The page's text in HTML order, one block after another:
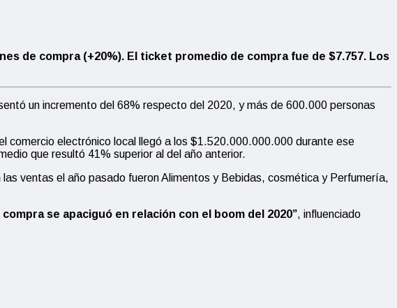
de compra (+20%). El ticket promedio de compra fue de $7.757. Los
un incremento del 68% respecto del 2020, y más de 600.000 personas
comercio electrónico local llegó a los $1.520.000.000.000 durante ese
que resultó 41% superior al del año anterior.
ventas el año pasado fueron Alimentos y Bebidas, cosmética y Perfumería,
se apaciguó en relación con el boom del 2020”, influenciado